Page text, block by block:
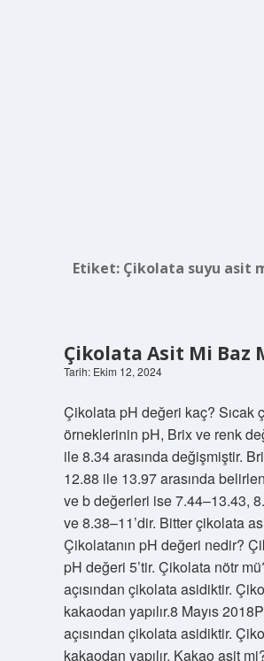
Etiket: Çikolata suyu asit
Çikolata Asit Mi Baz
Tarih: Ekim 12, 2024
Çikolata pH değeri kaç? Sıcak
örneklerinin pH, Brix ve renk
ile 8.34 arasında değişmiştir.
12.88 ile 13.97 arasında
ve b değerleri ise 7.44–13.43,
ve 8.38–11’dir. Bitter çikolata
Çikolatanın pH değeri nedir?
pH değeri 5’tir. Çikolata nötr
açısından çikolata asidiktir.
kakaodan yapılır.8 Mayıs
açısından çikolata asidiktir.
kakaodan yapılır. Kakao asit